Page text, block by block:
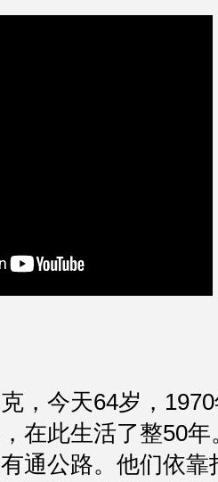
，今天64岁，
在此生活了整50
通公路。他们依靠